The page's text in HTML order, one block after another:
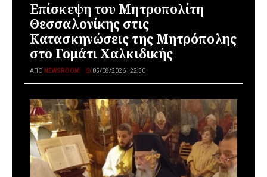
Επίσκεψη του Μητροπολίτη
Θεσσαλονίκης στις
Κατασκηνώσεις της Μητρόπολης
στο Γομάτι Χαλκιδικής
ΑΠΌ NEWSROOM 05/08/2026 | 22:30